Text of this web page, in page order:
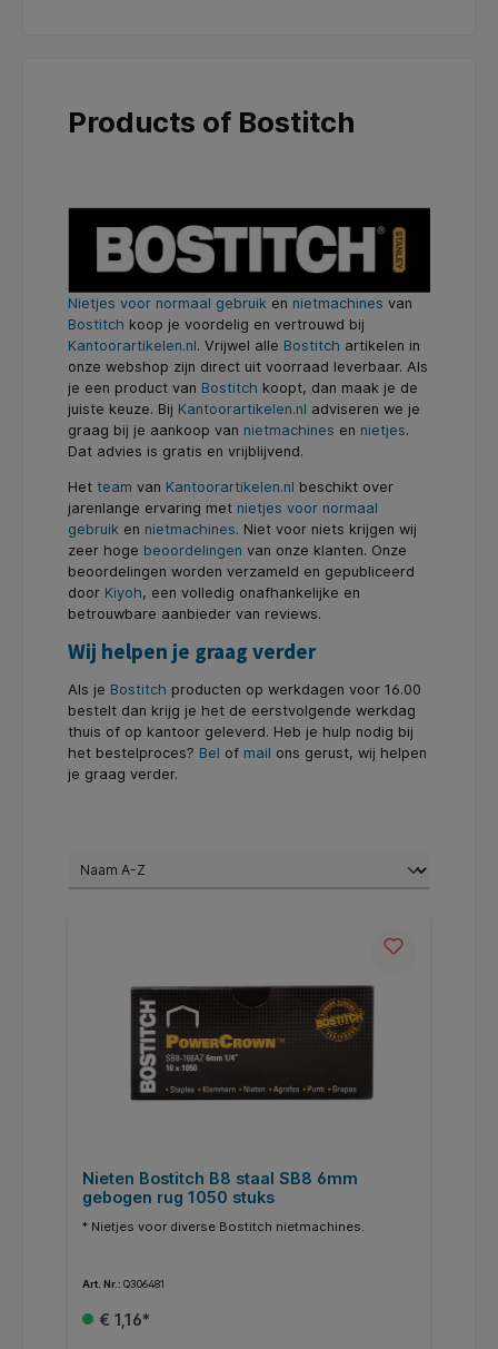
Products of Bostitch
Nietjes voor normaal gebruik en nietmachines van
Bostitch koop je voordelig en vertrouwd bij
Kantoorartikelen.nl. Vrijwel alle Bostitch artikelen in
onze webshop zijn direct uit voorraad leverbaar. Als
je een product van Bostitch koopt, dan maak je de
juiste keuze. Bij Kantoorartikelen.nl adviseren we je
graag bij je aankoop van nietmachines en nietjes.
Dat advies is gratis en vrijblijvend.
Het team van Kantoorartikelen.nl beschikt over
jarenlange ervaring met nietjes voor normaal
gebruik en nietmachines. Niet voor niets krijgen wij
zeer hoge beoordelingen van onze klanten. Onze
beoordelingen worden verzameld en gepubliceerd
door Kiyoh, een volledig onafhankelijke en
betrouwbare aanbieder van reviews.
Wij helpen je graag verder
Als je Bostitch producten op werkdagen voor 16.00
bestelt dan krijg je het de eerstvolgende werkdag
thuis of op kantoor geleverd. Heb je hulp nodig bij
het bestelproces? Bel of mail ons gerust, wij helpen
je graag verder.
Nieten Bostitch B8 staal SB8 6mm
gebogen rug 1050 stuks
* Nietjes voor diverse Bostitch nietmachines.
Art. Nr.: Q306481
€ 1,16*